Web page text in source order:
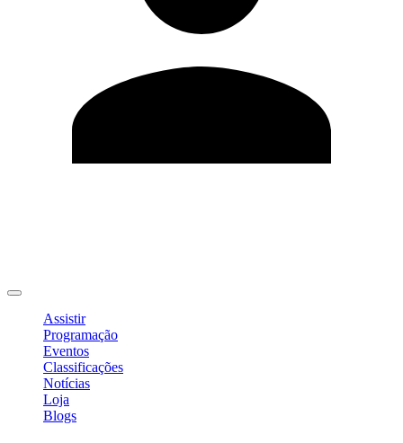
Assistir
Programação
Eventos
Classificações
Notícias
Loja
Blogs